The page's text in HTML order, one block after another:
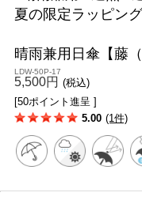
夏の限定ラッピン
晴雨兼用日傘【藤
LDW-50P-17
5,500円 (税込)
[50ポイント進呈 ]
5.00 (1件)